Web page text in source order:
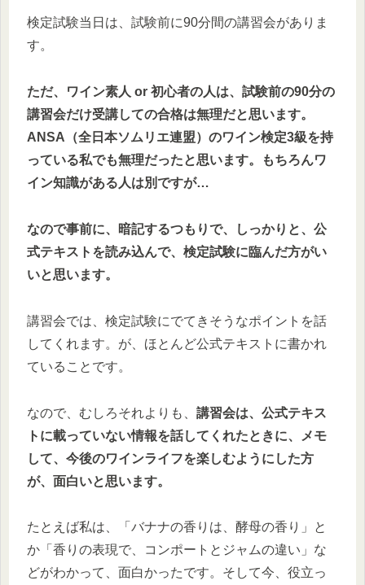
検定試験当日は、試験前に90分間の講習会がありま
す。
ただ、ワイン素人 or 初心者の人は、試験前の90分の
講習会だけ受講しての合格は無理だと思います。
ANSA（全日本ソムリエ連盟）のワイン検定3級を持
っている私でも無理だったと思います。もちろんワ
イン知識がある人は別ですが…
なので事前に、暗記するつもりで、しっかりと、公
式テキストを読み込んで、検定試験に臨んだ方がい
いと思います。
講習会では、検定試験にでてきそうなポイントを話
してくれます。が、ほとんど公式テキストに書かれ
ていることです。
なので、むしろそれよりも、 講習会は、公式テキス
トに載っていない情報を話してくれたときに、メモ
して、今後のワインライフを楽しむようにした方
が、面白いと思います。
たとえば私は、「バナナの香りは、酵母の香り」と
か「香りの表現で、コンポートとジャムの違い」な
どがわかって、面白かったです。そして今、役立っ